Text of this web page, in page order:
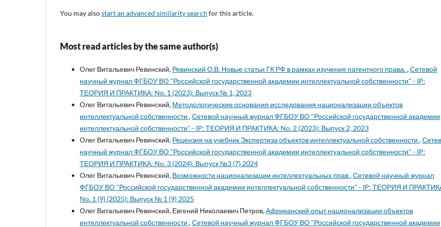
You may alsostart an advanced similarity search for this article.
Most read articles by the same author(s)
Олег Витальевич Ревинский, Ревинский О.В. Новые статьи ГК РФ в рамках изучения патентного права.,Сетевой
научный журнал ФГБОУ ВО "Российской государственной академии интеллектуальной собственности" - IP:
ТЕОРИЯ И ПРАКТИКА: No. 1 (2023): Выпуск № 1, 2023
Олег Витальевич Ревинский, Методологические основания исследования национализации объектов
интеллектуальной собственности ,Сетевой научный журнал ФГБОУ ВО "Российской государственной академии
интеллектуальной собственности" - IP: ТЕОРИЯ И ПРАКТИКА: No. 2 (2023): Выпуск 2, 2023
Олег Витальевич Ревинский, Рецензия на учебник Экспертиза объектов интеллектуальной собственности ,
научный журнал ФГБОУ ВО "Российской государственной академии интеллектуальной собственности" - IP:
ТЕОРИЯ И ПРАКТИКА: No. 3 (2024): Выпуск №3 (7) 2024
Олег Витальевич Ревинский, Возможности национализации интеллектуальных прав,Сетевой научный журнал
ФГБОУ ВО "Российской государственной академии интеллектуальной собственности" - IP: ТЕОРИЯ И
No. 1 (9) (2025): Выпуск № 1 (9) 2025
Олег Витальевич Ревинский, Евгений Николаевич Петров,Африканский опыт национализации объектов
интеллектуальной собственности ,Сетевой научный журнал ФГБОУ ВО "Российской государственной академии